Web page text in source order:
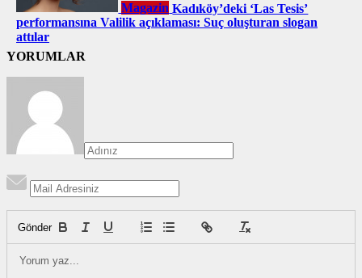
Magazin Kadıköy’deki ‘Las Tesis’
performansına Valilik açıklaması: Suç oluşturan slogan
attılar
YORUMLAR
Gönder